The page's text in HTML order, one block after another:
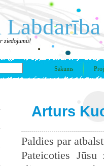
Labdarība
ziedojumu!
Sākums
Arturs
Paldies par
Pateicoties